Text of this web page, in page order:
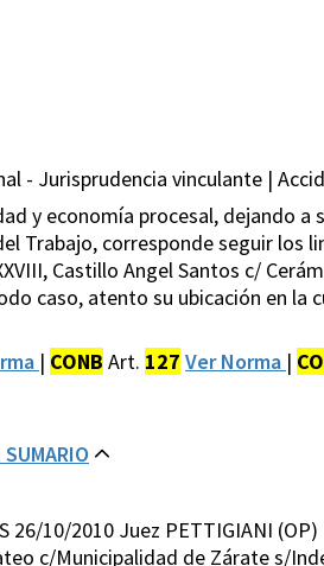
- Jurisprudencia vinculante |
y economía procesal, dejando
Trabajo, corresponde seguir los
Castillo Angel Santos c/
caso, atento su ubicación en
| CONB Art. 127 Ver Norma |
SUMARIO
26/10/2010 Juez PETTIGIANI (OP)
c/Municipalidad de Zárate s/